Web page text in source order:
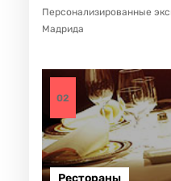
Персонализированные
Мадрида
02
Рестораны